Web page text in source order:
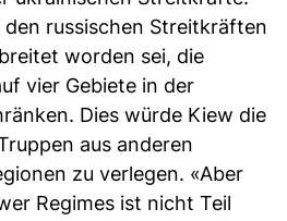
den russischen Streitkräften
worden sei, die
vier Gebiete in der
Dies würde Kiew die
aus anderen
zu verlegen. «Aber
Regimes ist nicht Teil